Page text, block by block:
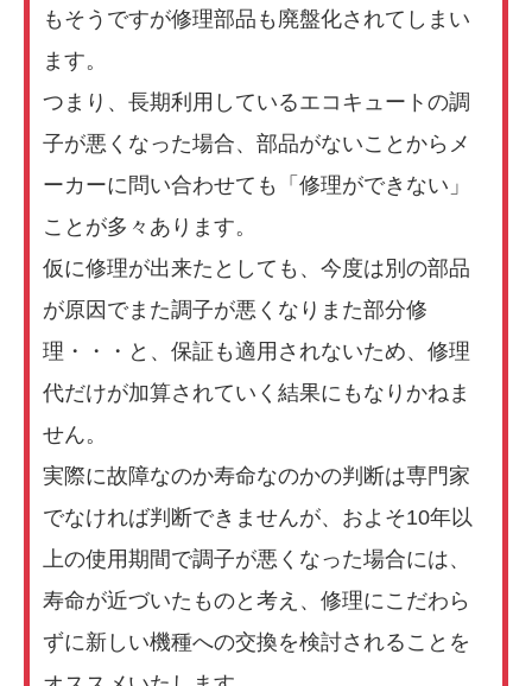
もそうですが修理部品も廃盤化されてしまい
ます。
つまり、長期利用しているエコキュートの調
子が悪くなった場合、部品がないことからメ
ーカーに問い合わせても「修理ができない」
ことが多々あります。
仮に修理が出来たとしても、今度は別の部品
が原因でまた調子が悪くなりまた部分修
理・・・と、保証も適用されないため、修理
代だけが加算されていく結果にもなりかねま
せん。
実際に故障なのか寿命なのかの判断は専門家
でなければ判断できませんが、およそ10年以
上の使用期間で調子が悪くなった場合には、
寿命が近づいたものと考え、修理にこだわら
ずに新しい機種への交換を検討されることを